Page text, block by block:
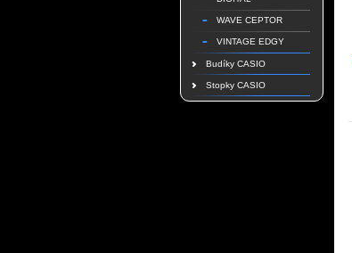
WAVE CEPTOR
VINTAGE EDGY
Budíky CASIO
Stopky CASIO